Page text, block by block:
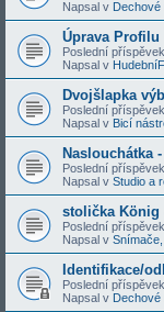
Napsal v Dechové
Úprava Profilu
Poslední
Napsal v
Dvojšlapka
Poslední
Napsal v Bicí
Naslouchátka
Poslední
Napsal v Studio a
stolička König
Poslední
Napsal v
Identifikace/
Poslední
Napsal v Dechové